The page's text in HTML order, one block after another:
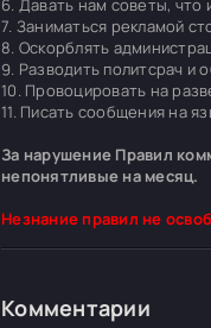
6. Давать нам советы, что
7. Заниматься рекламой
8. Оскорблять
9. Разводить политсрач и
10. Провоцировать на
11. Писать сообщения на
За нарушение Правил
непонятливые на месяц.
Незнание правил не
Комментарии